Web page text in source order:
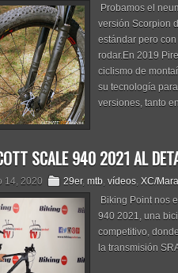
Probamos el
versión Scorpion
estándar pero
rodar.En 2019
ciclismo de
su tecnología
versiones, tanto
SCALE 940 2021 AL
14, 2020 29er, mtb, vídeos, XC/
Biking Point nos
940 2021, una
competitivo,
la transmisión